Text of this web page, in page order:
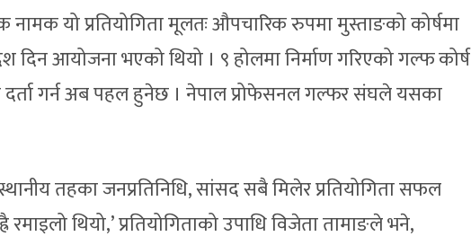
यो प्रतियोगिता मूलतः औपचारिक रुपमा मुस्ताङको कोर्षमा
आयोजना भएको थियो । ९ होलमा निर्माण गरिएको गल्फ कोर्ष
दर्ता गर्न अब पहल हुनेछ । नेपाल प्रोफेसनल गल्फर संघले यसका
तहका जनप्रतिनिधि, सांसद सबै मिलेर प्रतियोगिता सफल
थियो,’ प्रतियोगिताको उपाधि विजेता तामाङले भने,